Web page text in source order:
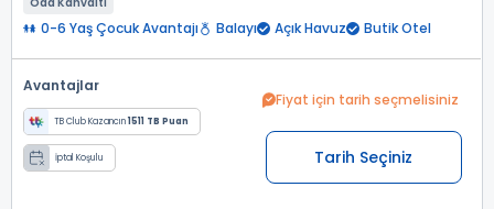
0-6 Yaş Çocuk Avantajı Balayı Açık Havuz Butik Otel
Avantajlar
TB Club Kazancın1511 TB Puan
İptal Koşulu
Fiyat için tarih seçmelisiniz
Tarih Seçiniz